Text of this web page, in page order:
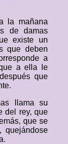
la mañana
de damas
existe un
que deben
a
a ella le
que
llama su
del rey, que
que se
quejándose